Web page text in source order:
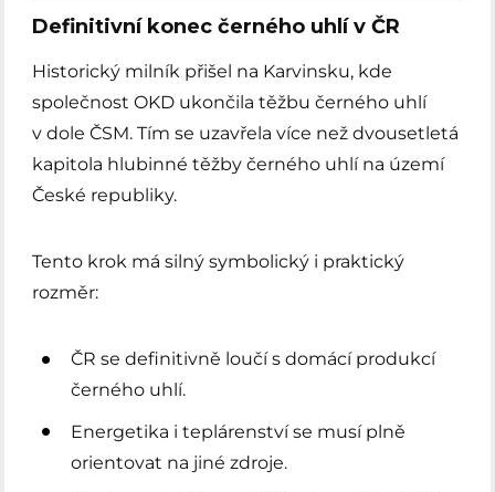
Definitivní konec černého uhlí v ČR
Historický milník přišel na Karvinsku, kde
společnost OKD ukončila těžbu černého uhlí
v dole ČSM. Tím se uzavřela více než dvousetletá
kapitola hlubinné těžby černého uhlí na území
České republiky.
Tento krok má silný symbolický i praktický
rozměr:
ČR se definitivně loučí s domácí produkcí
černého uhlí.
Energetika i teplárenství se musí plně
orientovat na jiné zdroje.